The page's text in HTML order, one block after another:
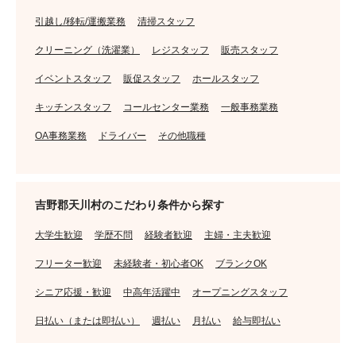
引越し/移転/運搬業務 清掃スタッフ
クリーニング（洗濯業） レジスタッフ 販売スタッフ
イベントスタッフ 販促スタッフ ホールスタッフ
キッチンスタッフ コールセンター業務 一般事務業務
OA事務業務 ドライバー その他職種
吉野郡天川村のこだわり条件から探す
大学生歓迎 学歴不問 経験者歓迎 主婦・主夫歓迎
フリーター歓迎 未経験者・初心者OK ブランクOK
シニア応援・歓迎 中高年活躍中 オープニングスタッフ
日払い（または即払い） 週払い 月払い 給与即払い